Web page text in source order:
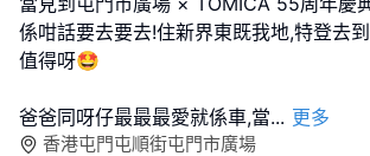
係咁話要去要去!住新界東既我地,特登去
值得呀🤩
爸爸同呀仔最最最愛就係車,當... 更多
香港屯門屯順街屯門市廣場